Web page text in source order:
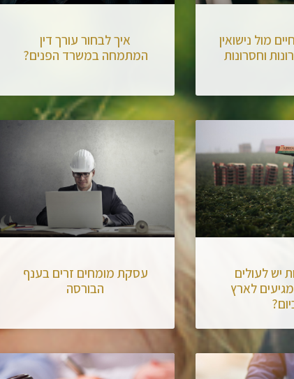
מול נישואין
וחסרונות
איך לבחור עורך דין
המתמחה במשרד הפנים?
יש לעולים
לארץ
עסקת מומחים זרים בענף
הבורסה